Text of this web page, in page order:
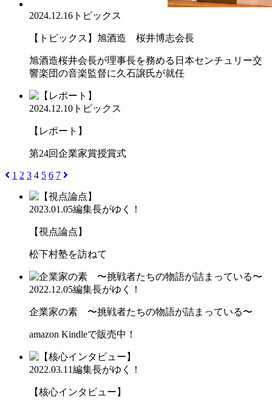
2024.12.16 トピックス
【トピックス】旭酒造 桜井博志会長
旭酒造桜井会長が理事長を務める日本センチュリー交
響楽団の音楽監督に久石譲氏が就任
2024.12.10 トピックス
【レポート】
第24回企業家賞授賞式
1 2 3 4 5 6 7
2023.01.05編集長がゆく！
【視点論点】
松下村塾を訪ねて
2022.12.05編集長がゆく！
企業家の素 〜挑戦者たちの物語が詰まっている〜
amazon Kindleで販売中！
2022.03.11編集長がゆく！
【核心インタビュー】